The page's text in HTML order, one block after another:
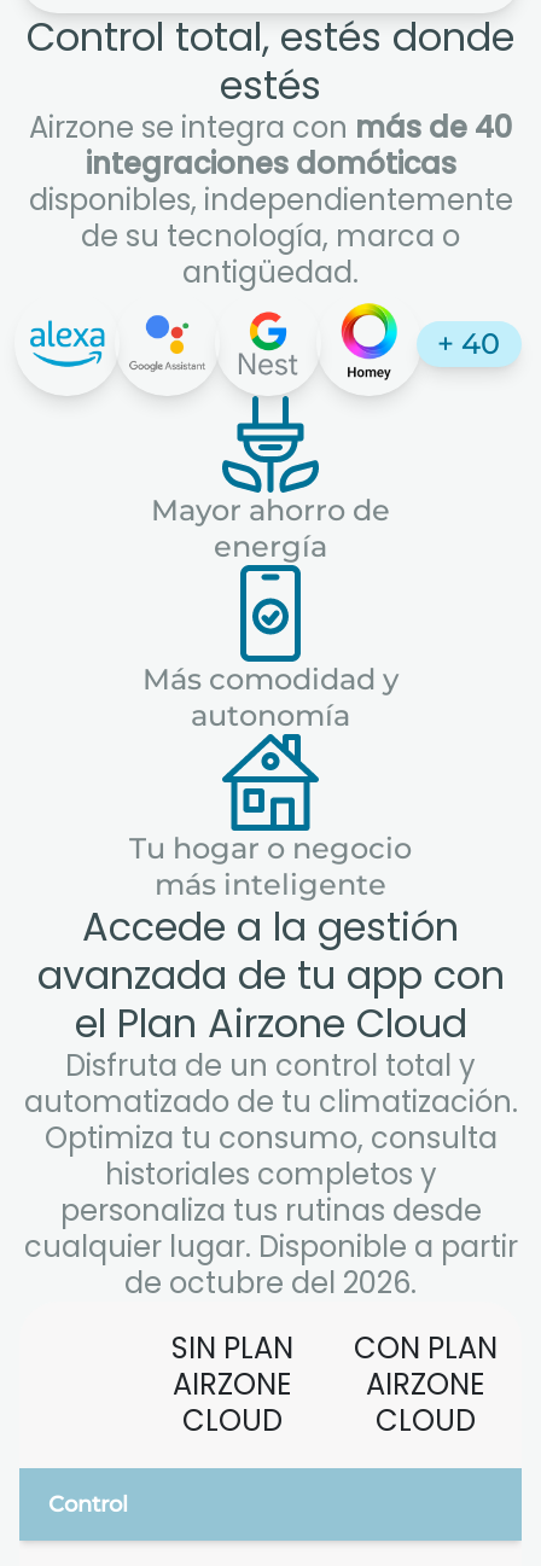
Control total, estés donde
estés
Airzone se integra con más de 40
integraciones domóticas
disponibles, independientemente
de su tecnología, marca o
antigüedad.
+ 40
Mayor ahorro de
energía
Más comodidad y
autonomía
Tu hogar o negocio
más inteligente
Accede a la gestión
avanzada de tu app con
el Plan Airzone Cloud
Disfruta de un control total y
automatizado de tu climatización.
Optimiza tu consumo, consulta
historiales completos y
personaliza tus rutinas desde
cualquier lugar. Disponible a partir
de octubre del 2026.
SIN PLAN
AIRZONE
CLOUD
CON PLAN
AIRZONE
CLOUD
Control